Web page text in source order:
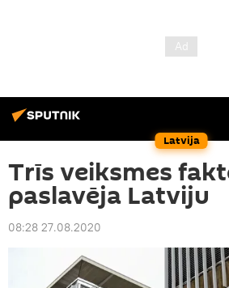
Latvija
Trīs veiksmes
paslavēja Latviju
08:28 27.08.2020